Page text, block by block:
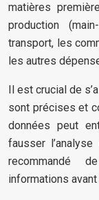
matières
production
transport, les
les autres
Il est crucial de
sont précises et
données peut
fausser
recommandé
informations